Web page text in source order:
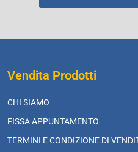
Vendita Prodotti
CHI SIAMO
FISSA APPUNTAMENTO
TERMINI E CONDIZIONE DI